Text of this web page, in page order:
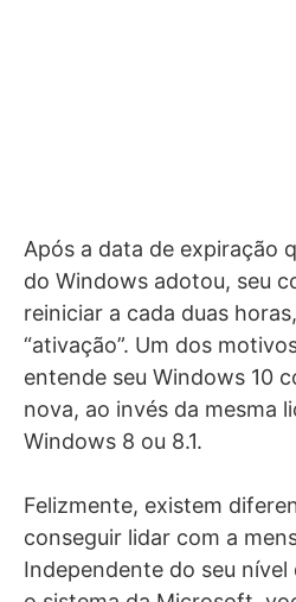
Após a data de expiração
do Windows adotou, seu
reiniciar a cada duas
“ativação”. Um dos
entende seu Windows 10
nova, ao invés da mesma
Windows 8 ou 8.1.
Felizmente, existem
conseguir lidar com a
Independente do seu